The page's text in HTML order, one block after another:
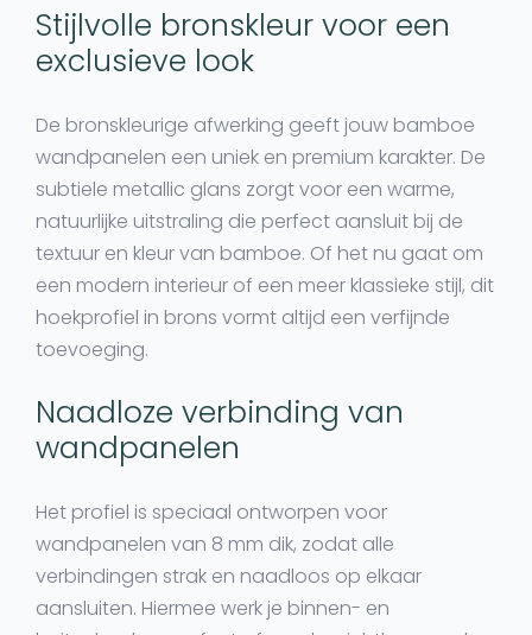
Stijlvolle bronskleur voor een
exclusieve look
De bronskleurige afwerking geeft jouw bamboe
wandpanelen een uniek en premium karakter. De
subtiele metallic glans zorgt voor een warme,
natuurlijke uitstraling die perfect aansluit bij de
textuur en kleur van bamboe. Of het nu gaat om
een modern interieur of een meer klassieke stijl, dit
hoekprofiel in brons vormt altijd een verfijnde
toevoeging.
Naadloze verbinding van
wandpanelen
Het profiel is speciaal ontworpen voor
wandpanelen van 8 mm dik, zodat alle
verbindingen strak en naadloos op elkaar
aansluiten. Hiermee werk je binnen- en